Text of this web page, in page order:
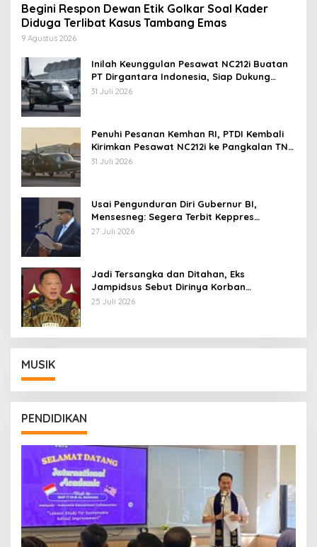
Begini Respon Dewan Etik Golkar Soal Kader
Diduga Terlibat Kasus Tambang Emas
9 Agustus 2026
Inilah Keunggulan Pesawat NC212i Buatan
PT Dirgantara Indonesia, Siap Dukung
Berbagai Operasi TNI
31 Juli 2026
Penuhi Pesanan Kemhan RI, PTDI Kembali
Kirimkan Pesawat NC212i ke Pangkalan TNI
AU
31 Juli 2026
Usai Pengunduran Diri Gubernur BI,
Mensesneg: Segera Terbit Keppres
Pemberhentian dengan Hormat
27 Juli 2026
Jadi Tersangka dan Ditahan, Eks
Jampidsus Sebut Dirinya Korban
Kriminalisasi
25 Juli 2026
MUSIK
PENDIDIKAN